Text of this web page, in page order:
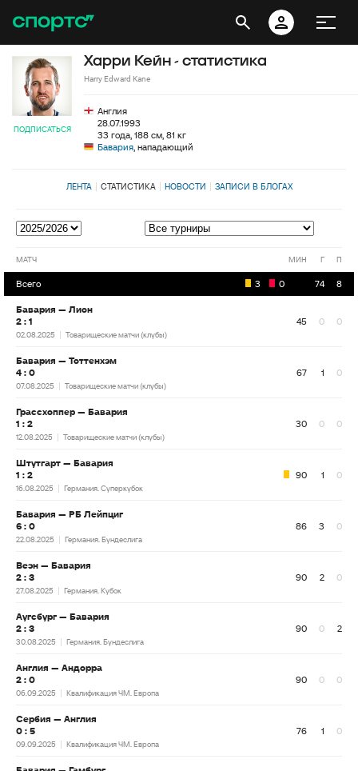
ПОДПИСАТЬСЯ
Харри Кейн - статистика
Harry Edward Kane
Англия
28.07.1993
33 года, 188 см, 81 кг
Бавария, нападающий
ЛЕНТА СТАТИСТИКА НОВОСТИ ЗАПИСИ В БЛОГАХ
МАТЧ МИН Г П
Всего 3 0 74 8
Бавария — Лион
2 : 1
02.08.2025 Товарищеские матчи (клубы)
45 0 0
Бавария — Тоттенхэм
4 : 0
07.08.2025 Товарищеские матчи (клубы)
67 1 0
Грассхоппер — Бавария
1 : 2
12.08.2025 Товарищеские матчи (клубы)
30 0 0
Штутгарт — Бавария
1 : 2
16.08.2025 Германия. Суперкубок
90 1 0
Бавария — РБ Лейпциг
6 : 0
22.08.2025 Германия. Бундеслига
86 3 0
Веэн — Бавария
2 : 3
27.08.2025 Германия. Кубок
90 2 0
Аугсбург — Бавария
2 : 3
30.08.2025 Германия. Бундеслига
90 0 2
Англия — Андорра
2 : 0
06.09.2025 Квалификация ЧМ. Европа
90 0 0
Сербия — Англия
0 : 5
09.09.2025 Квалификация ЧМ. Европа
76 1 0